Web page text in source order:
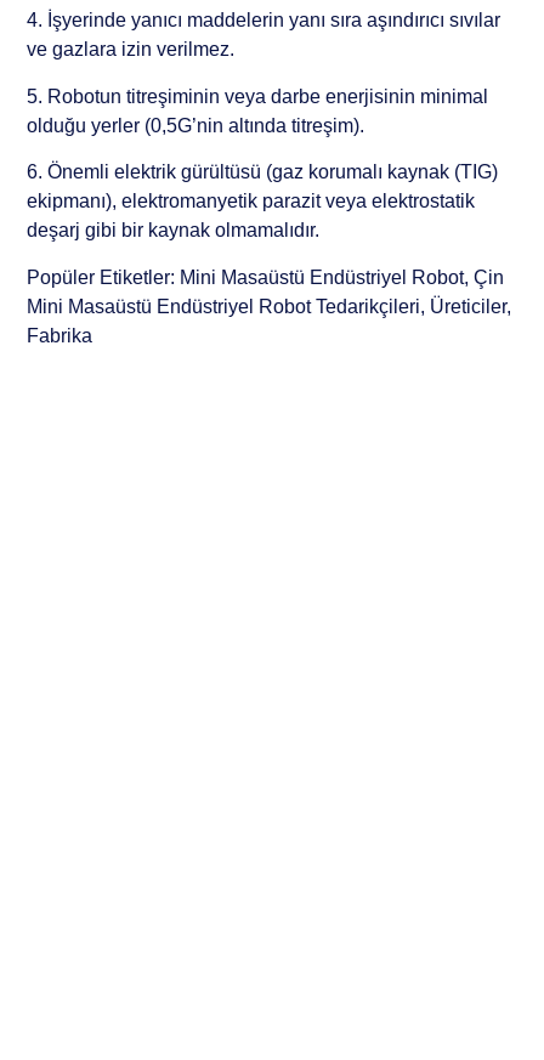
4. İşyerinde yanıcı maddelerin yanı sıra aşındırıcı sıvılar
ve gazlara izin verilmez.
5. Robotun titreşiminin veya darbe enerjisinin minimal
olduğu yerler (0,5G’nin altında titreşim).
6. Önemli elektrik gürültüsü (gaz korumalı kaynak (TIG)
ekipmanı), elektromanyetik parazit veya elektrostatik
deşarj gibi bir kaynak olmamalıdır.
Popüler Etiketler: Mini Masaüstü Endüstriyel Robot, Çin
Mini Masaüstü Endüstriyel Robot Tedarikçileri, Üreticiler,
Fabrika